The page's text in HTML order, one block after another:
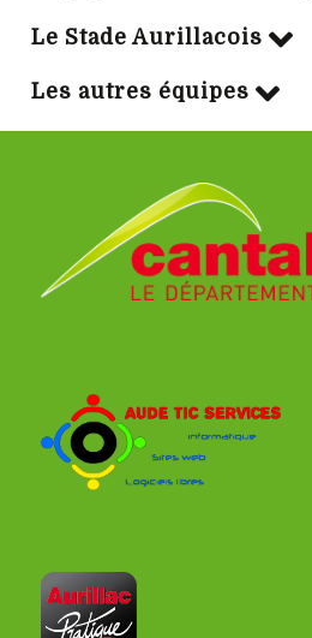
Le Stade Aurillacois
Les autres équipes